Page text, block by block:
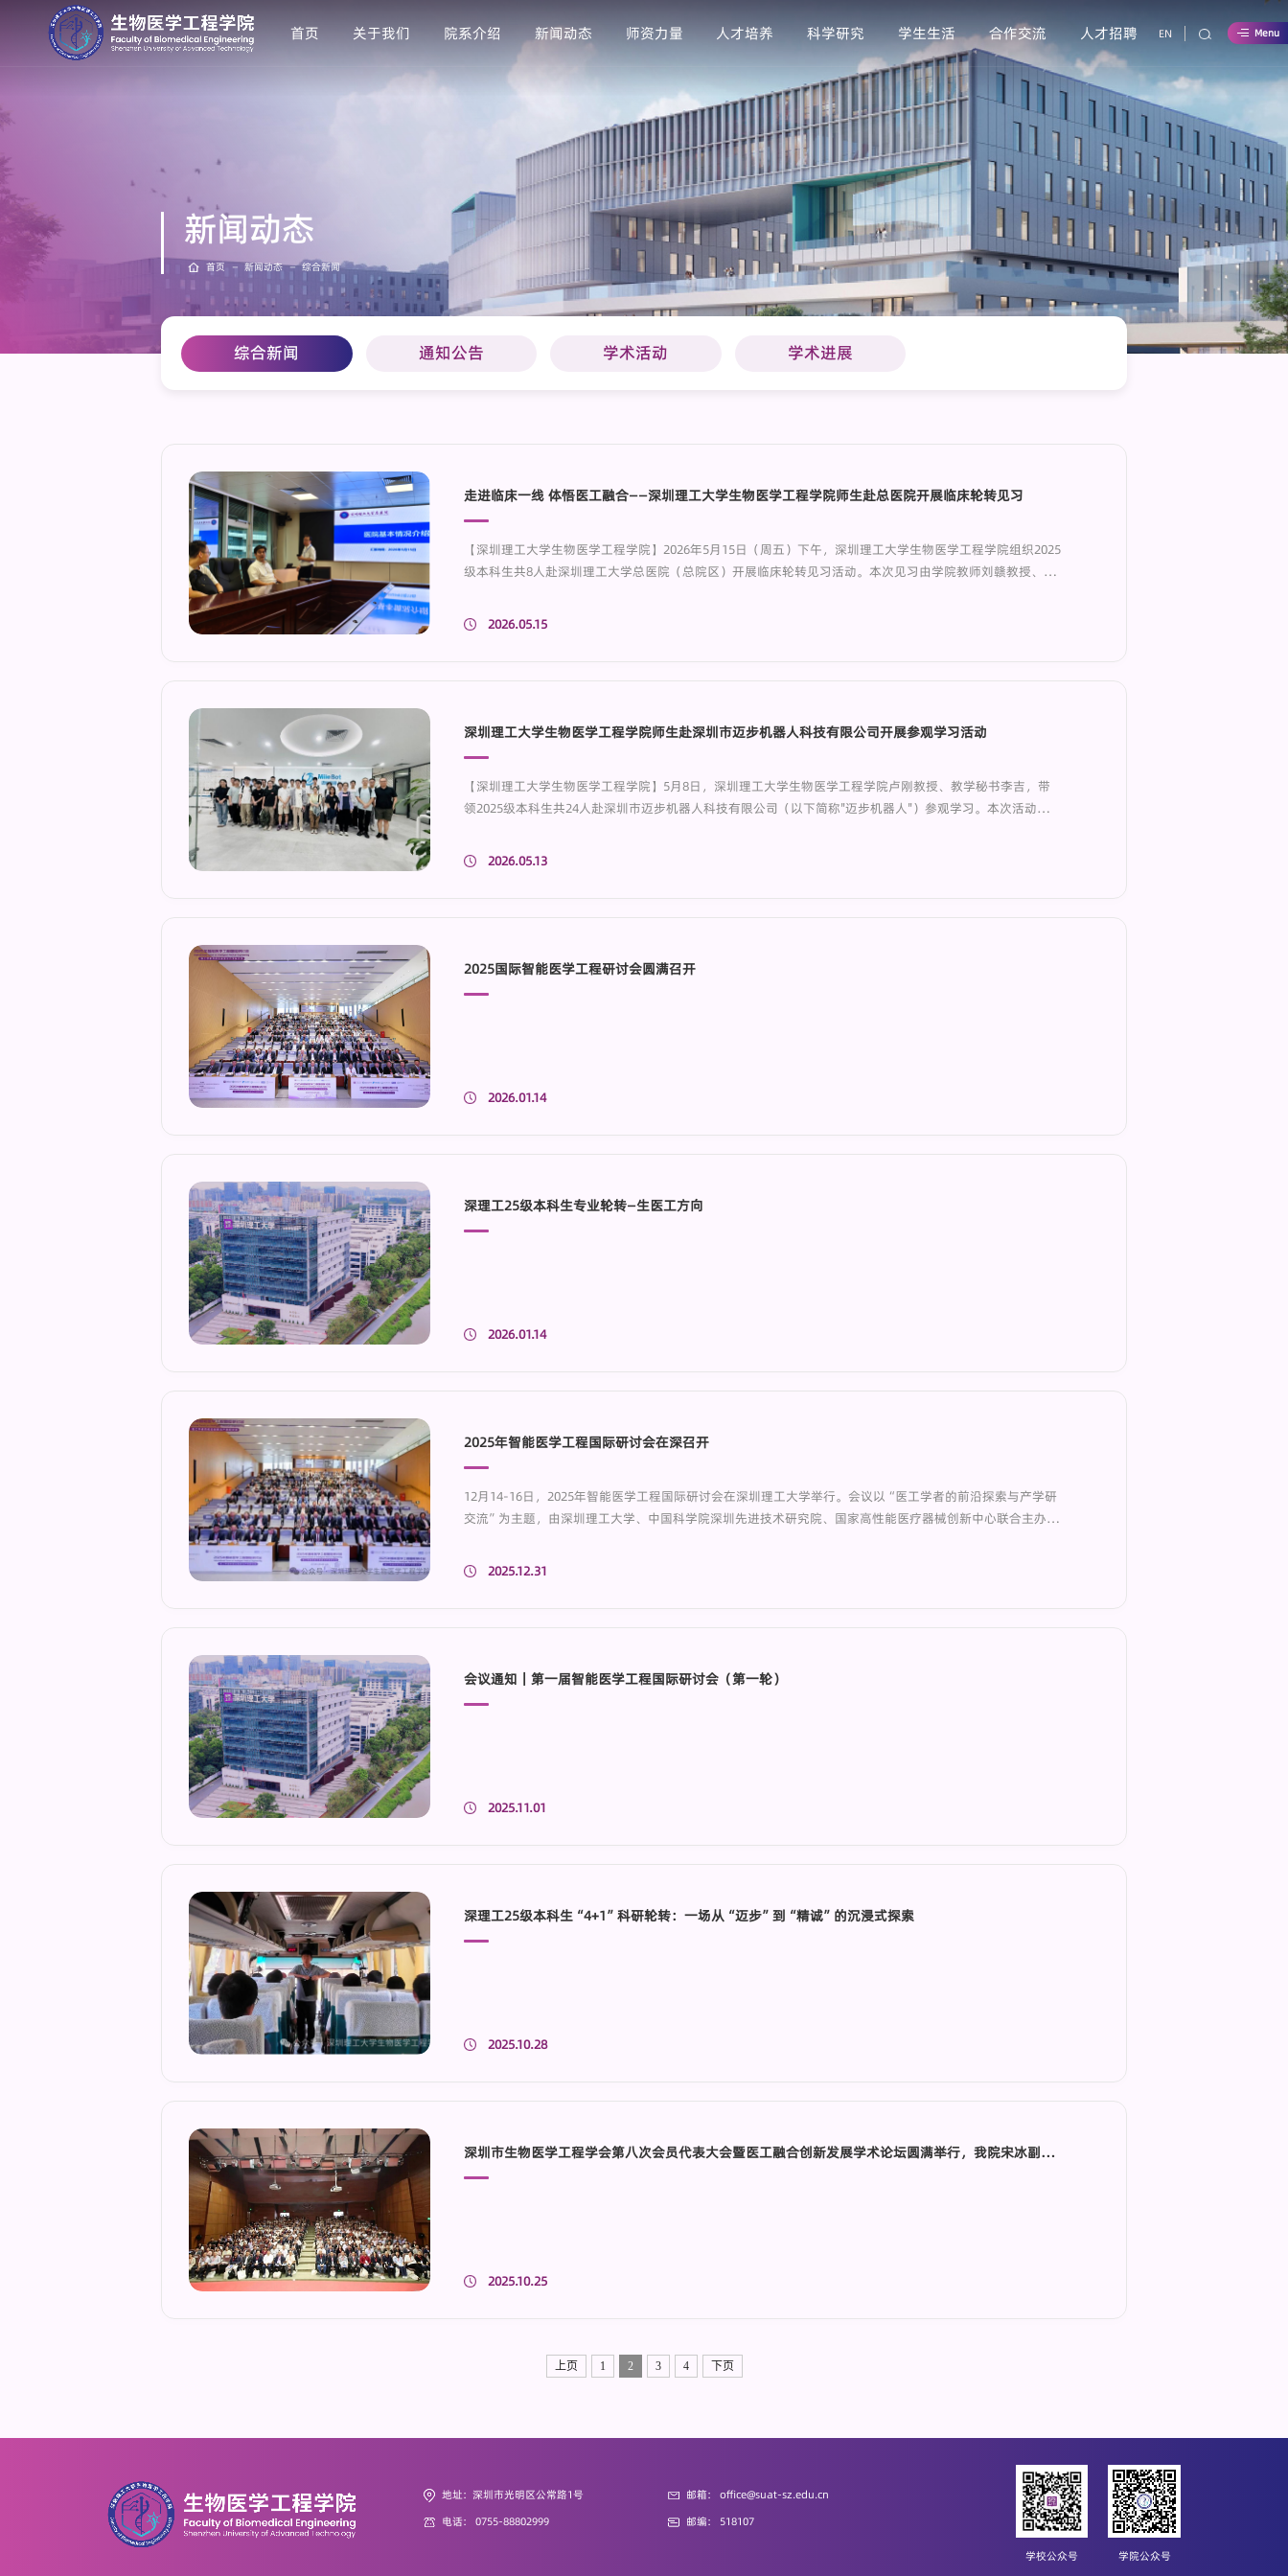
首页 关于我们 院系介绍 新闻动态 师资力量 人才培养 科学研究 学生生活 合作交流 人才招聘 EN Menu
新闻动态
首页 — 新闻动态 — 综合新闻
综合新闻 通知公告 学术活动 学术进展
走进临床一线 体悟医工融合——深圳理工大学生物医学工程学院师生赴总医院开展临床轮转见习
【深圳理工大学生物医学工程学院】2026年5月15日（周五）下午，深圳理工大学生物医学工程学院组织2025
级本科生共8人赴深圳理工大学总医院（总院区）开展临床轮转见习活动。本次见习由学院教师刘赣教授、李
合，提升专业实践能力。深圳理工大学总医院始建于1952年，由光明区人民政府与深圳理工大学合作共建，
2026.05.15
深圳理工大学生物医学工程学院师生赴深圳市迈步机器人科技有限公司开展参观学习活动
【深圳理工大学生物医学工程学院】5月8日，深圳理工大学生物医学工程学院卢刚教授、教学秘书李吉，带
领2025级本科生共24人赴深圳市迈步机器人科技有限公司（以下简称"迈步机器人"）参观学习。本次活动旨
年，由海归博士团队创立，是国内专注于医疗康复机器人研发的高新技术企业。公司总部位于深圳市盐田区
2026.05.13
2025国际智能医学工程研讨会圆满召开
2026.01.14
深理工25级本科生专业轮转—生医工方向
2026.01.14
2025年智能医学工程国际研讨会在深召开
12月14-16日，2025年智能医学工程国际研讨会在深圳理工大学举行。会议以“医工学者的前沿探索与产学研
交流”为主题，由深圳理工大学、中国科学院深圳先进技术研究院、国家高性能医疗器械创新中心联合主办，
中国、澳大利亚、韩国、美国、日本、新加坡、英国40余所高校、科研院所的60余位顶尖学者和400余名青年
2025.12.31
会议通知｜第一届智能医学工程国际研讨会（第一轮）
2025.11.01
深理工25级本科生“4+1”科研轮转：一场从“迈步”到“精诚”的沉浸式探索
2025.10.28
深圳市生物医学工程学会第八次会员代表大会暨医工融合创新发展学术论坛圆满举行，我院宋冰副院长当选副理事长
2025.10.25
上页 1 2 3 4 下页
地址: 深圳市光明区公常路1号
邮箱: office@suat-sz.edu.cn
电话: 0755-88802999
邮编: 518107
学校公众号 学院公众号